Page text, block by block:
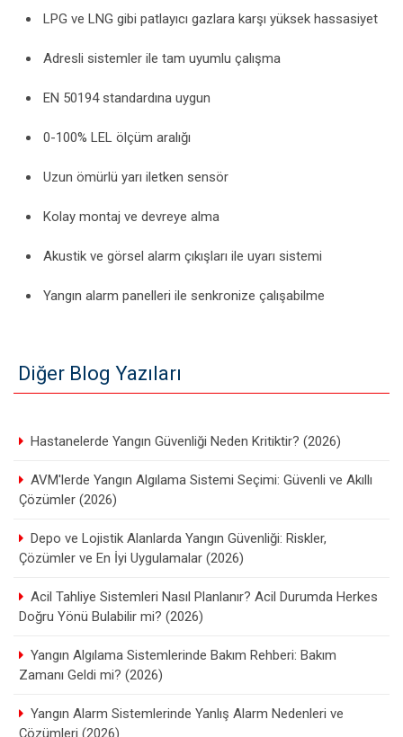
LPG ve LNG gibi patlayıcı gazlara karşı yüksek hassasiyet
Adresli sistemler ile tam uyumlu çalışma
EN 50194 standardına uygun
0-100% LEL ölçüm aralığı
Uzun ömürlü yarı iletken sensör
Kolay montaj ve devreye alma
Akustik ve görsel alarm çıkışları ile uyarı sistemi
Yangın alarm panelleri ile senkronize çalışabilme
Diğer Blog Yazıları
Hastanelerde Yangın Güvenliği Neden Kritiktir? (2026)
AVM'lerde Yangın Algılama Sistemi Seçimi: Güvenli ve Akıllı
Çözümler (2026)
Depo ve Lojistik Alanlarda Yangın Güvenliği: Riskler,
Çözümler ve En İyi Uygulamalar (2026)
Acil Tahliye Sistemleri Nasıl Planlanır? Acil Durumda Herkes
Doğru Yönü Bulabilir mi? (2026)
Yangın Algılama Sistemlerinde Bakım Rehberi: Bakım
Zamanı Geldi mi? (2026)
Yangın Alarm Sistemlerinde Yanlış Alarm Nedenleri ve
Çözümleri (2026)